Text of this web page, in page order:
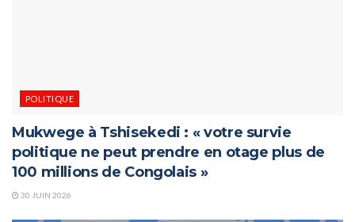
POLITIQUE
Mukwege à Tshisekedi : « votre survie
politique ne peut prendre en otage plus de
100 millions de Congolais »
30 JUIN 2026